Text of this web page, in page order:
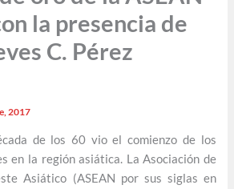
la presencia de
C. Pérez
2017
de los 60 vio el comienzo de los
en la región asiática. La Asociación de
Asiático (ASEAN por sus siglas en